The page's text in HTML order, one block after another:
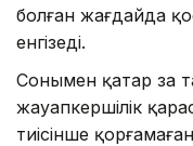
болған жағдайда
енгізеді.
Сонымен қатар заң
жауапкершілік
тиісінше